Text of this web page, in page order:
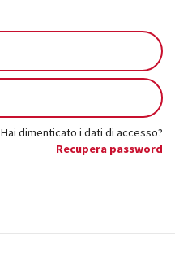
Hai dimenticato i dati di accesso?
Recupera password